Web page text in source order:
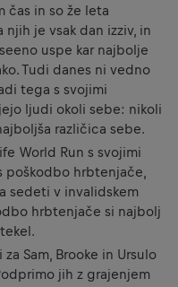
čas in so že leta
je vsak dan izziv, in
uspe kar najbolje
Tudi danes ni vedno
tega s svojimi
ljudi okoli sebe: nikoli
različica sebe.
World Run s svojimi
poškodbo hrbtenjače,
sedeti v invalidskem
hrbtenjače si najbolj
Sam, Brooke in Ursulo
jih z grajenjem